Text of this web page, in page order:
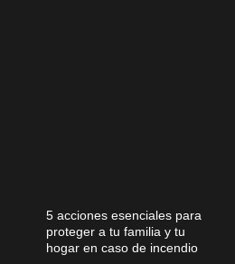
5 acciones esenciales para
proteger a tu familia y tu
hogar en caso de incendio